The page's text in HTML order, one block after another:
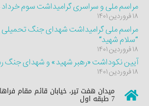
مراسم ملی و سراسری گرامیداشت سوم خرداد
۱۸ فروردین ۱۴۰۱
مراسم ملی گرامیداشت شهدای جنگ تحمیلی
“سلام شهید”
۱۸ فروردین ۱۴۰۱
آیین نکوداشت «رهبر شهید» و شهدای جنگ
۱۸ فروردین ۱۴۰۱
میدان هفت تیر، خیابان قائم مقام
7 طبقه اول